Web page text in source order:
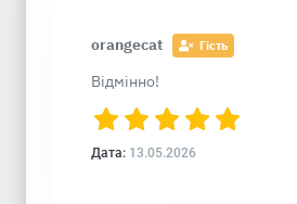
orangecat Гість
Відмінно!
Дата: 13.05.2026